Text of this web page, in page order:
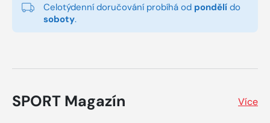
Celotýdenní doručování probíhá od pondělí do
soboty.
SPORT Magazín Více